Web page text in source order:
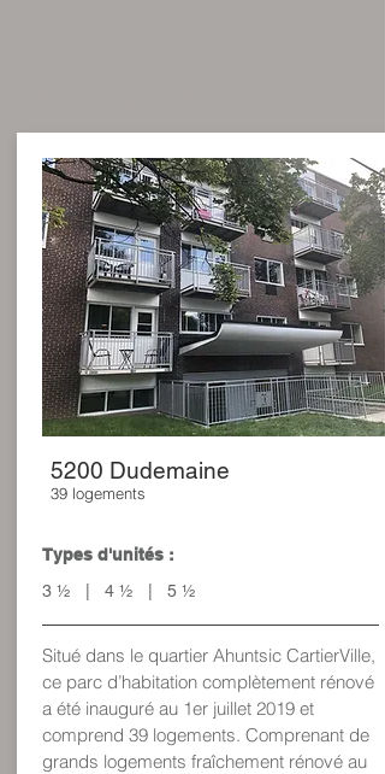
5200 Dudemaine
39 logements
Types d'unités :
3 ½ | 4 ½ | 5 ½
Situé dans le quartier Ahuntsic CartierVille,
ce parc d’habitation complètement rénové
a été inauguré au 1er juillet 2019 et
comprend 39 logements. Comprenant de
grands logements fraîchement rénové au